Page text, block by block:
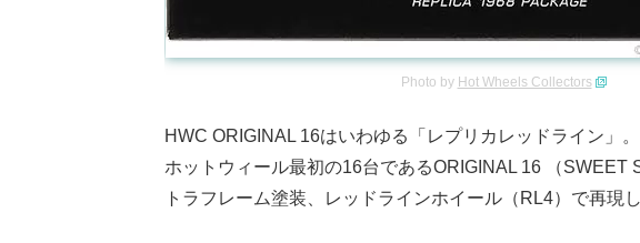
Photo by Hot Wheels Collectors
HWC ORIGINAL 16はいわゆる「レプリカレッドライン」。
ホットウィール最初の16台であるORIGINAL 16 （SWEET
トラフレーム塗装、レッドラインホイール（RL4）で再現